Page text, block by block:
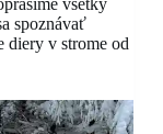
všetky
spoznávať
diery v strome od